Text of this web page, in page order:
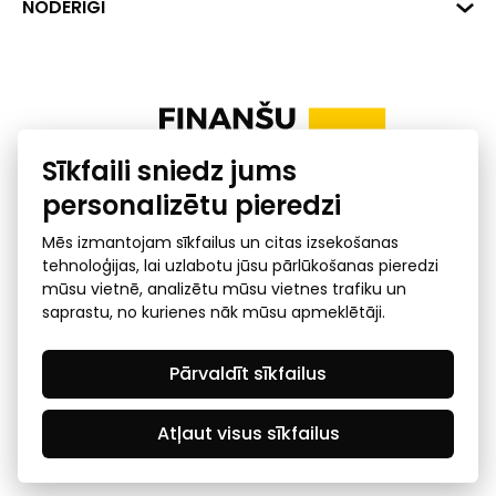
Dati
Uzņēmumu kredītspējas kalkulators
NODERĪGI
Ombuds
pieprasījums
© 2026 Latvijas Finanšu nozares asociācija - visas tiesības
rezervētas
Created by Mediapark
Sīkfaili sniedz jums
personalizētu pieredzi
Mēs izmantojam sīkfailus un citas izsekošanas
tehnoloģijas, lai uzlabotu jūsu pārlūkošanas pieredzi
mūsu vietnē, analizētu mūsu vietnes trafiku un
saprastu, no kurienes nāk mūsu apmeklētāji.
Atļaut visus sīkfailus
Pārvaldīt sīkfailus